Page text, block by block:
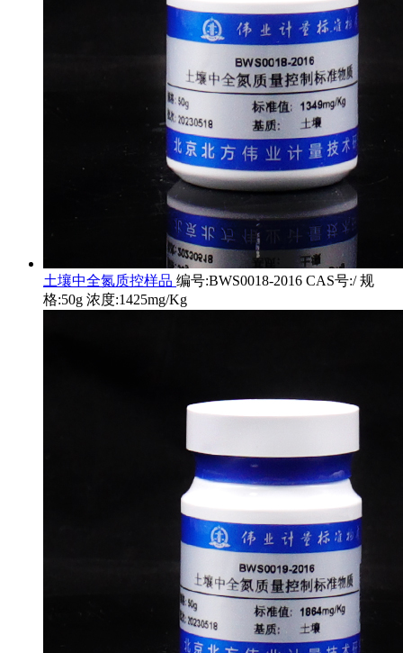
土壤中全氮质控样品 编号:BWS0018-2016 CAS号:/ 规
格:50g 浓度:1425mg/Kg